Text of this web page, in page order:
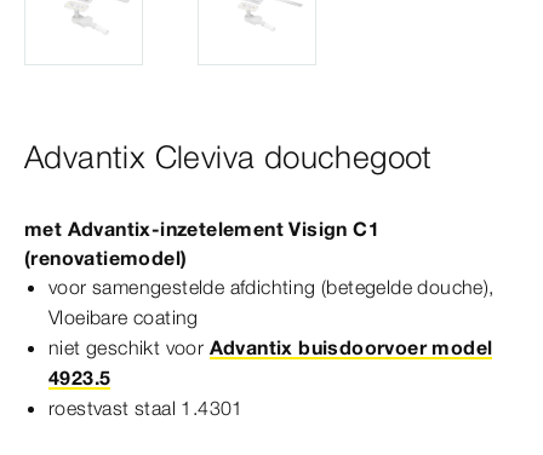
Advantix Cleviva douchegoot
met Advantix-inzetelement Visign C1
(renovatiemodel)
voor samengestelde afdichting (betegelde douche),
Vloeibare coating
niet geschikt voor Advantix buisdoorvoer model
4923.5
roestvast staal 1.4301